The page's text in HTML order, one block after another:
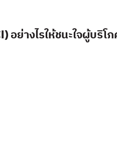
างไรให้ชนะใจผู้บริโ